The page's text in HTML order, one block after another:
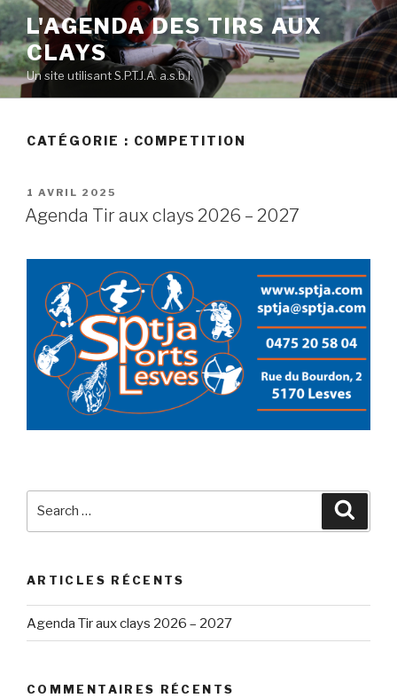
Skip
to
content
L'AGENDA DES TIRS AUX
CLAYS
Un site utilisant S.P.T.J.A. a.s.b.l.
CATÉGORIE : COMPETITION
POSTED
ON
1 AVRIL 2025
Agenda Tir aux clays 2026 – 2027
ARTICLES RÉCENTS
Agenda Tir aux clays 2026 – 2027
COMMENTAIRES RÉCENTS